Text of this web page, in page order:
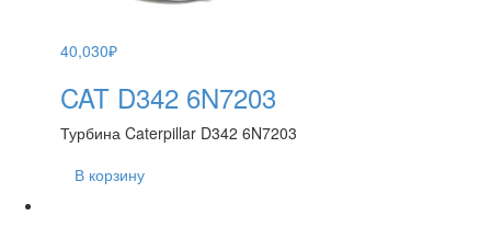
40,030₽
CAT D342 6N7203
Турбина Caterpillar D342 6N7203
В корзину